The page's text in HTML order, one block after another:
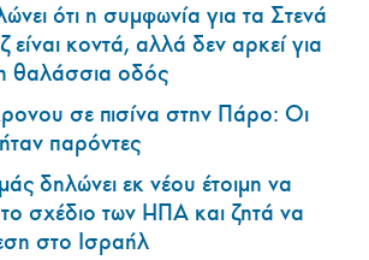
ότι η συμφωνία για τα Στενά
κοντά, αλλά δεν αρκεί για
θαλάσσια οδός
σε πισίνα στην Πάρο: Οι
παρόντες
δηλώνει εκ νέου έτοιμη να
σχέδιο των ΗΠΑ και ζητά να
στο Ισραήλ